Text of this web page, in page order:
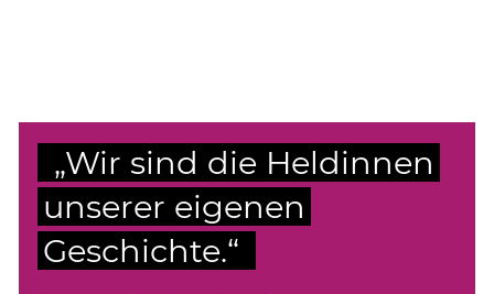
„Wir sind die Heldinnen
unserer eigenen
Geschichte.“